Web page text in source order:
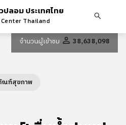
ลอม ประเทศไทย
Thailand
จำนวนผู้เข้าชม 38,638,098
ฑ์สุขภาพ